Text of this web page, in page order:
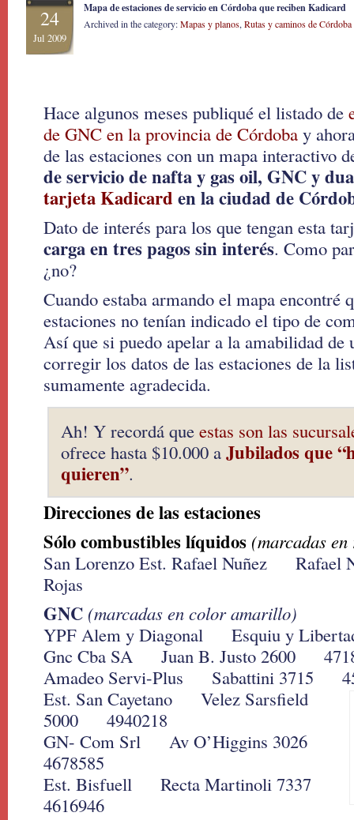
24
Jul 2009
Mapa de estaciones de servicio en Córdoba que reciben Kadicard
Archived in the category:Mapas y planos, Rutas y caminos de Córdoba
Hace algunos meses publiqué el listado de
de GNC en la provincia de Córdoba y
de las estaciones con un mapa interactivo
de servicio de nafta y gas oil, GNC y
tarjeta Kadicard en la ciudad de
Dato de interés para los que tengan esta
carga en tres pagos sin interés. Como
¿no?
Cuando estaba armando el mapa encontré
estaciones no tenían indicado el tipo de
Así que si puedo apelar a la amabilidad de
corregir los datos de las estaciones de la
sumamente agradecida.
Ah! Y recordá que estas son las
ofrece hasta $10.000 a Jubilados que
quieren”.
Direcciones de las estaciones
Sólo combustibles líquidos (marcadas
San Lorenzo Est. Rafael Nuñez Rafael
Rojas
GNC (marcadas en color amarillo)
YPF Alem y Diagonal Esquiu y
Gnc Cba SA Juan B. Justo 2600
Amadeo Servi-Plus Sabattini 3715
Est. San Cayetano Velez Sarsfield
5000 4940218
GN- Com Srl Av O’Higgins 3026
4678585
Est. Bisfuell Recta Martinoli 7337
4616946